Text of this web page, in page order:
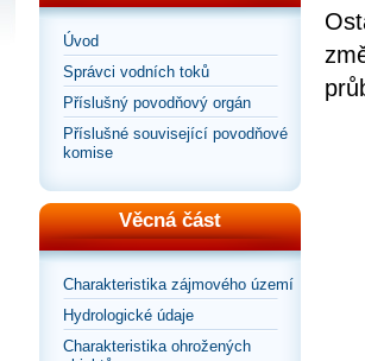
Úvod
Správci vodních toků
Příslušný povodňový orgán
Příslušné související povodňové
komise
Věcná část
Charakteristika zájmového území
Hydrologické údaje
Charakteristika ohrožených